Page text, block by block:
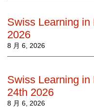
Swiss Learning in
2026
8 月 6, 2026
Swiss Learning
24th 2026
8 月 6, 2026